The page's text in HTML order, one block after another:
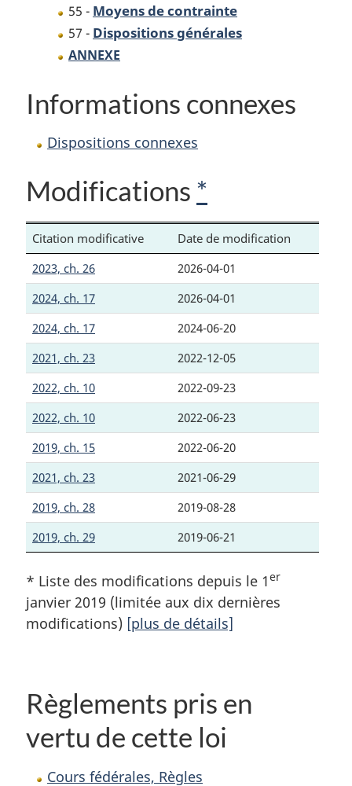
55 - Moyens de contrainte
57 - Dispositions générales
ANNEXE
Informations connexes
Dispositions connexes
Modifications *
Citation modificative
Date de modification
2023, ch. 26
2026-04-01
2024, ch. 17
2026-04-01
2024, ch. 17
2024-06-20
2021, ch. 23
2022-12-05
2022, ch. 10
2022-09-23
2022, ch. 10
2022-06-23
2019, ch. 15
2022-06-20
2021, ch. 23
2021-06-29
2019, ch. 28
2019-08-28
2019, ch. 29
2019-06-21
* Liste des modifications depuis le 1er
janvier 2019 (limitée aux dix dernières
modifications) [plus de détails]
Règlements pris en
vertu de cette loi
Cours fédérales, Règles